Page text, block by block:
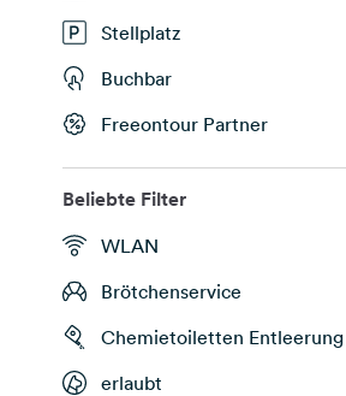
Stellplatz
Buchbar
Freeontour Partner
Beliebte Filter
WLAN
Brötchenservice
Chemietoiletten Entleerung
erlaubt